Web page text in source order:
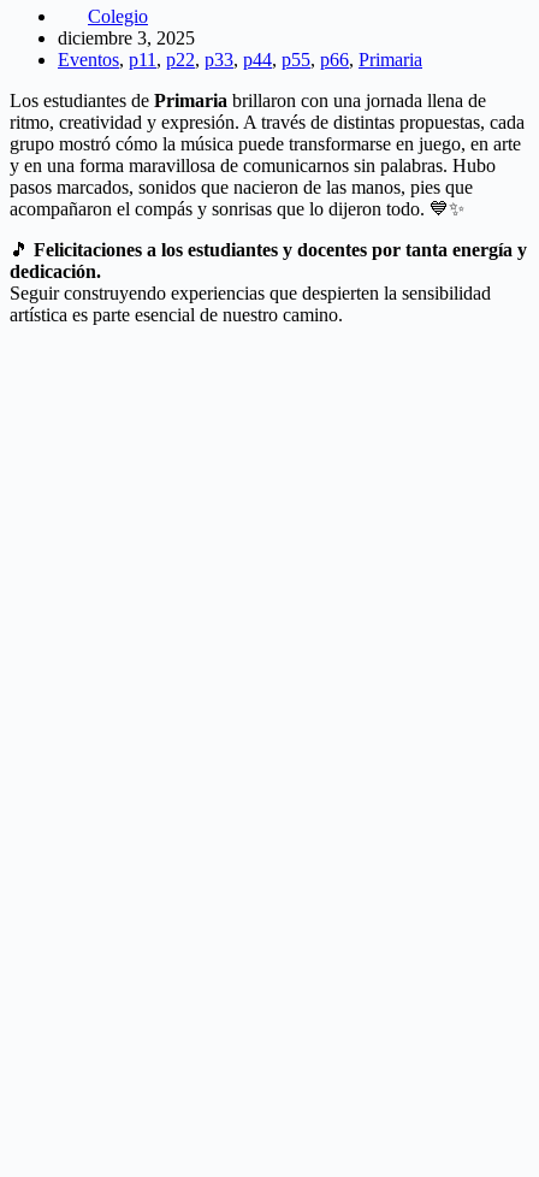
Colegio
diciembre 3, 2025
Eventos, p11 , p22, p33, p44, p55, p66, Primaria
Los estudiantes de Primaria brillaron con una jornada llena de
ritmo, creatividad y expresión. A través de distintas propuestas, cada
grupo mostró cómo la música puede transformarse en juego, en arte
y en una forma maravillosa de comunicarnos sin palabras. Hubo
pasos marcados, sonidos que nacieron de las manos, pies que
acompañaron el compás y sonrisas que lo dijeron todo. 💙✨
🎵 Felicitaciones a los estudiantes y docentes por tanta energía y
dedicación.
Seguir construyendo experiencias que despierten la sensibilidad
artística es parte esencial de nuestro camino.